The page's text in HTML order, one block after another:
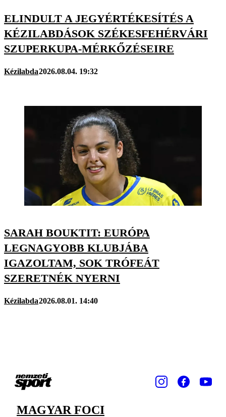
ELINDULT A JEGYÉRTÉKESÍTÉS A
KÉZILABDÁSOK SZÉKESFEHÉRVÁRI
SZUPERKUPA-MÉRKŐZÉSEIRE
Kézilabda2026.08.04. 19:32
SARAH BOUKTIT: EURÓPA
LEGNAGYOBB KLUBJÁBA
IGAZOLTAM, SOK TRÓFEÁT
SZERETNÉK NYERNI
Kézilabda2026.08.01. 14:40
MAGYAR FOCI